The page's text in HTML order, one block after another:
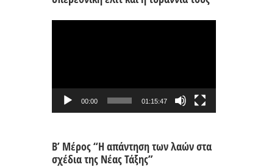
00:00 01:15:47
Β’ Μέρος “Η απάντηση των λαών στα
σχέδια της Νέας Τάξης”